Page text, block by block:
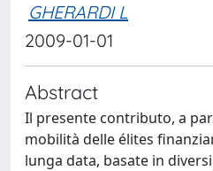
GHERARDI L
2009-01-01
Abstract
Il presente contributo, a
mobilità delle élites
lunga data, basate in